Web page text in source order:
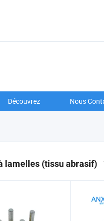
Découvrez Nous
lamelles (tissu abrasif)